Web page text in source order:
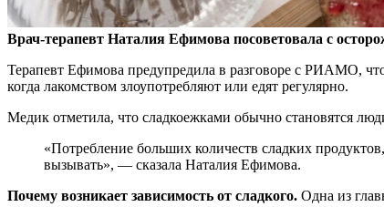
Врач-терапевт Наталия Ефимова посоветовала с
Терапевт Ефимова предупредила в разговоре с РИАМО,
когда лакомством злоупотребляют или едят регулярно.
Медик отметила, что сладкоежками обычно становятся
«Потребление больших количеств сладких
вызывать», — сказала Наталия Ефимова.
Почему возникает зависимость от сладкого. Одна из